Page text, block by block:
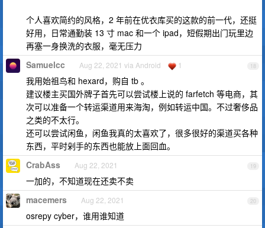
个人喜欢简约的风格，2 年前在优衣库买的这款的前一代，还挺
好用，日常通勤装 13 寸 mac 和一个 ipad，短假期出门玩里边
再塞一身换洗的衣服，毫无压力
18
Samuelcc Aug 22, 2021 via Android 1
我用始祖鸟和 hexard，购自 tb 。
建议楼主买国外牌子首先可以尝试楼上说的 farfetch 等电商，其
次可以准备一个转运渠道用来海淘，例如转运中国。不过奢侈品
之类的不太行。
还可以尝试闲鱼，闲鱼我真的太喜欢了，很多很好的渠道买各种
东西，平时剁手的东西也能放上面回血。
19
CrabAss Aug 22, 2021
一加的，不知道现在还卖不卖
20
macemers Aug 22, 2021
osrepy cyber，谁用谁知道